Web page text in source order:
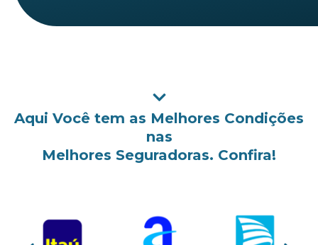
Aqui Você tem as Melhores Condições
nas
Melhores Seguradoras. Confira!